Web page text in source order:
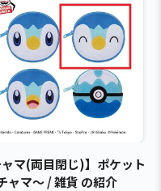
マ(両目閉じ)】ポケット
ャマ～ / 雑貨 の紹介